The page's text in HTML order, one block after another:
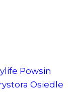
Powsin
Osiedle